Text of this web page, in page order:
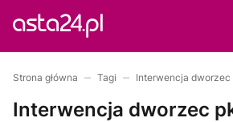
Strona główna Tagi Interwencja
Interwencja dworzec